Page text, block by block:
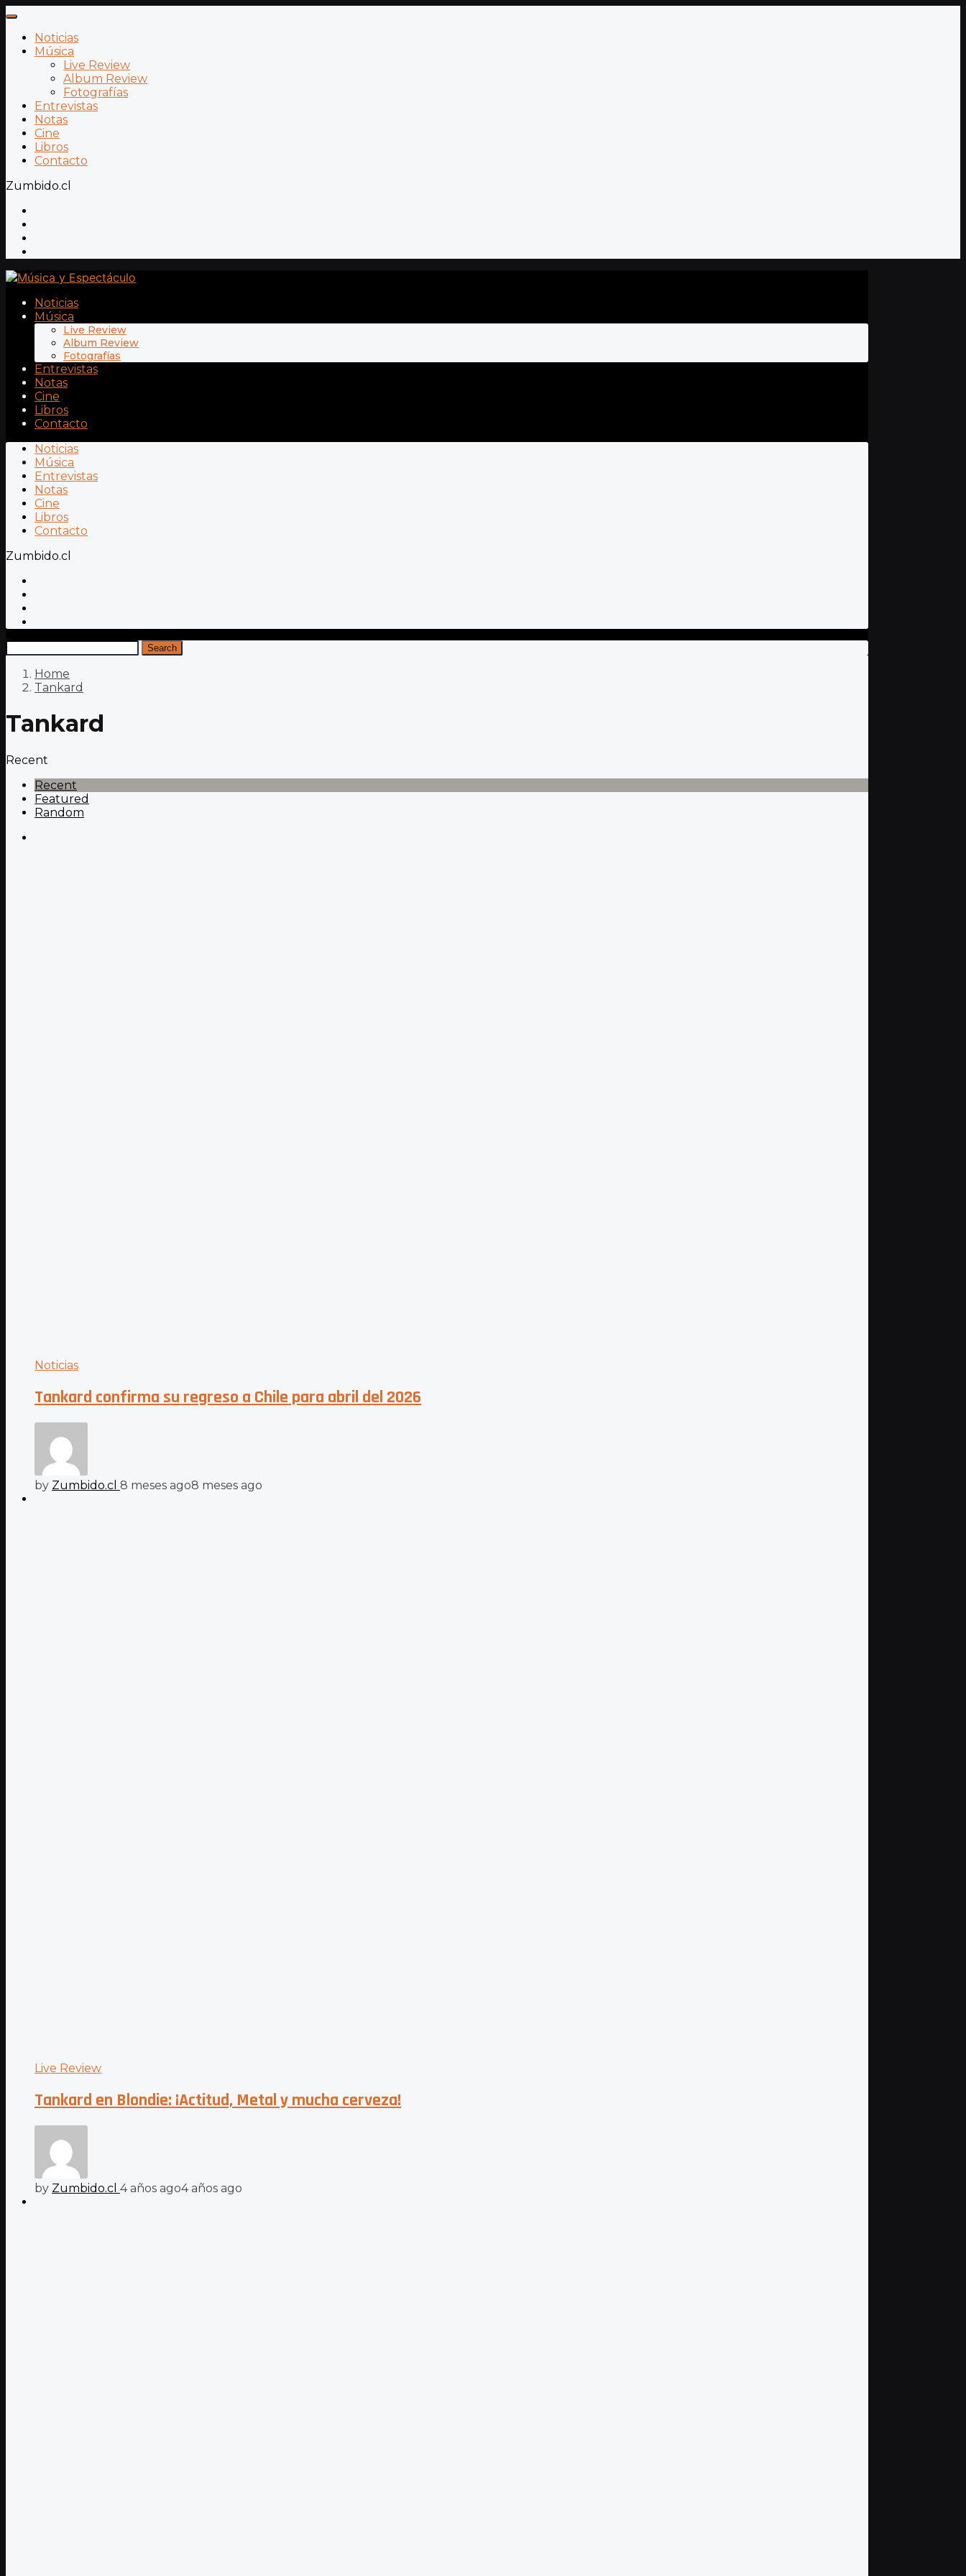
Noticias
Música
Live Review
Album Review
Fotografías
Entrevistas
Notas
Cine
Libros
Contacto
Zumbido.cl
Noticias
Música
Live Review
Album Review
Fotografías
Entrevistas
Notas
Cine
Libros
Contacto
Noticias
Música
Entrevistas
Notas
Cine
Libros
Contacto
Zumbido.cl
Search
Home
Tankard
Tankard
Recent
Recent
Featured
Random
Noticias
Tankard confirma su regreso a Chile para abril del 2026
by Zumbido.cl 8 meses ago8 meses ago
Live Review
Tankard en Blondie: ¡Actitud, Metal y mucha cerveza!
by Zumbido.cl 4 años ago4 años ago